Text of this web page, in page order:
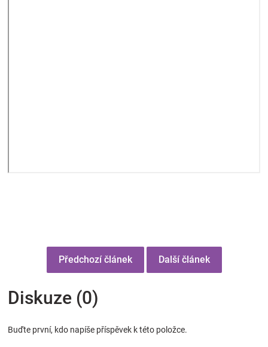
Předchozí článek Další článek
Diskuze (0)
Buďte první, kdo napíše příspěvek k této položce.